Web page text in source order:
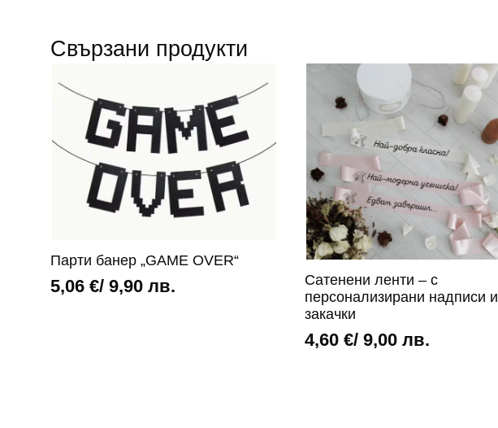
Свързани продукти
Парти банер „GAME OVER“
5,06 €/ 9,90 лв.
Сатенени ленти – с
персонализирани надписи и
закачки
4,60€/ 9,00 лв.